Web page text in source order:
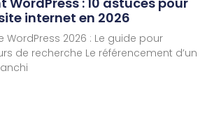
internet en 2026
WordPress 2026 : Le guide pour
de recherche Le référencement d’un